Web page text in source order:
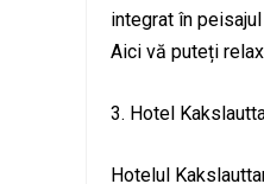
integrat în
Aici vă puteți
3. Hotel
Hotelul